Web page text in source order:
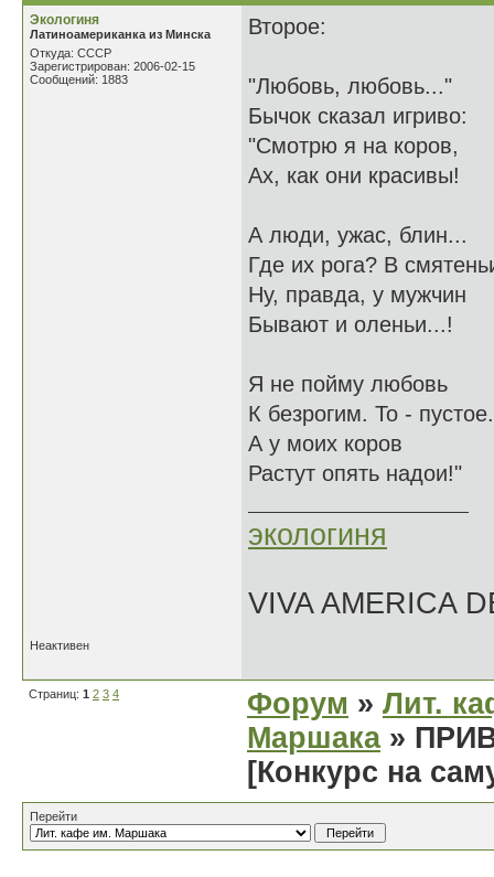
Экологиня
Латиноамериканка из Минска
Откуда: СССР
Зарегистрирован: 2006-02-15
Сообщений: 1883
Второе:
"Любовь, любовь..."
Бычок сказал игриво:
"Смотрю я на коров,
Ах, как они красивы!
А люди, ужас, блин...
Где их рога? В
Ну, правда, у мужчин
Бывают и оленьи...!
Я не пойму любовь
К безрогим. То - пустое.
А у моих коров
Растут опять надои!"
экологиня
VIVA AMERICA
Неактивен
Страниц: 1 2 3 4 Форум » Лит.
Маршака»
[Конкурс на
Перейти